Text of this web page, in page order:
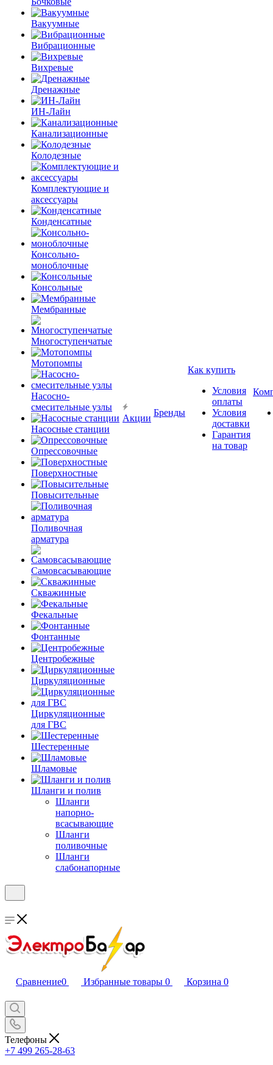
Вакуумные
Вибрационные
Вихревые
Дренажные
ИН-Лайн
Канализационные
Колодезные
Комплектующие и
аксессуары
Конденсатные
Консольно-
моноблочные
Консольные
Мембранные
Многоступенчатые
Мотопомпы
Насосно-
смесительные узлы
Насосные станции
Опрессовочные
Поверхностные
Повысительные
Поливочная
арматура
Самовсасывающие
Скважинные
Фекальные
Фонтанные
Центробежные
Циркуляционные
Циркуляционные
для ГВС
Шестеренные
Шламовые
Шланги и полив
Шланги
напорно-
всасывающие
Шланги
поливочные
Шланги
слабонапорные
Акции
Бренды
Как купить
Условия
оплаты
Условия
доставки
Гарантия
на товар
Сравнение0 Избранные товары 0 Корзина 0
Телефоны
+7 499 265-28-63